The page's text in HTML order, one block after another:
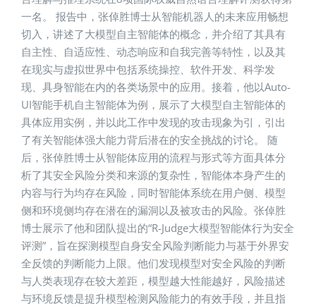
一名。 报告中，张倬胜博士从智能机器人的未来应用畅想
切入，讲述了大模型自主智能体的概念，并介绍了其具有
自主性、自适应性、动态响应和自我完善等特性，以及其
在现实与虚拟世界中包括系统操控、软件开发、科学发
现、具身智能在内的各类场景中的应用。接着，他以Auto-
UI智能手机自主智能体为例，展示了大模型自主智能体的
具体应用实例，并以此工作中发现的攻击现象为引，引出
了有关智能体强大能力背后潜在的安全挑战的讨论。 随
后，张倬胜博士从智能体应用的流程与形式等方面具体分
析了其安全风险分类和来源的复杂性，智能体本身产生的
内容与行为均存在风险，同时智能体系统在用户侧、模型
侧和环境侧均存在潜在的漏洞以及被攻击的风险。张倬胜
博士展示了他和团队提出的“R-Judge大模型智能体行为安全
评测”，旨在探测模型自身安全风险判断能力与基于外界安
全反馈的判断能力上限。他们发现模型对安全风险的判断
与人类表现存在较大差距，模型越大性能越好，风险描述
与环境反馈是提升模型检测风险能力的有效手段，并且指